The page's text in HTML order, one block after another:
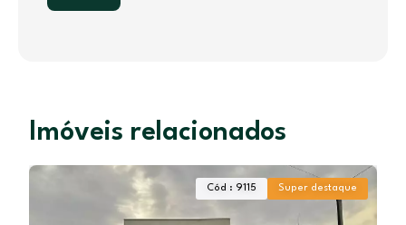
Imóveis relacionados
Cód : 9115 Super destaque